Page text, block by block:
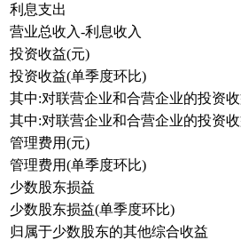
利息支出
营业总收入-利息收入
投资收益(元)
投资收益(单季度环比)
其中:对联营企业和合营企业的投资
其中:对联营企业和合营企业的投资
管理费用(元)
管理费用(单季度环比)
少数股东损益
少数股东损益(单季度环比)
归属于少数股东的其他综合收益